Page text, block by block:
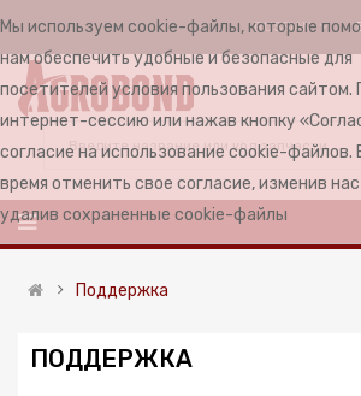
RUSSIAN
Поддержка
ПОДДЕРЖКА
Мы используем cookie-файлы, которые
нам обеспечить удобные и безопасные для
посетителей условия пользования
интернет-сессию или нажав кнопку
согласие на использование cookie-
время отменить свое согласие, изменив
удалив сохраненные cookie-файлы